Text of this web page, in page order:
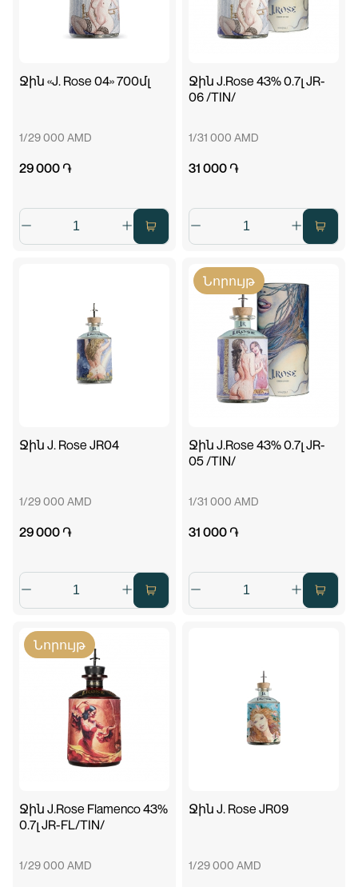
Ջին «J. Rose 04» 700մլ
1/29 000 AMD
29 000 ֏
Ջին J.Rose 43% 0.7լ JR-
06 /TIN/
1/31 000 AMD
31 000 ֏
Ջին J. Rose JR04
1/29 000 AMD
29 000 ֏
Նորույթ
Ջին J.Rose 43% 0.7լ JR-
05 /TIN/
1/31 000 AMD
31 000 ֏
Նորույթ
Ջին J.Rose Flamenco 43%
0.7լ JR-FL/TIN/
1/29 000 AMD
Ջին J. Rose JR09
1/29 000 AMD